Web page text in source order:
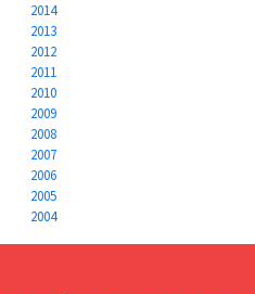
2014
2013
2012
2011
2010
2009
2008
2007
2006
2005
2004